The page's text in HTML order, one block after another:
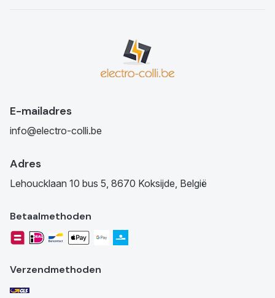
E-mailadres
info@electro-colli.be
Adres
Lehoucklaan 10 bus 5, 8670 Koksijde, België
Betaalmethoden
Verzendmethoden